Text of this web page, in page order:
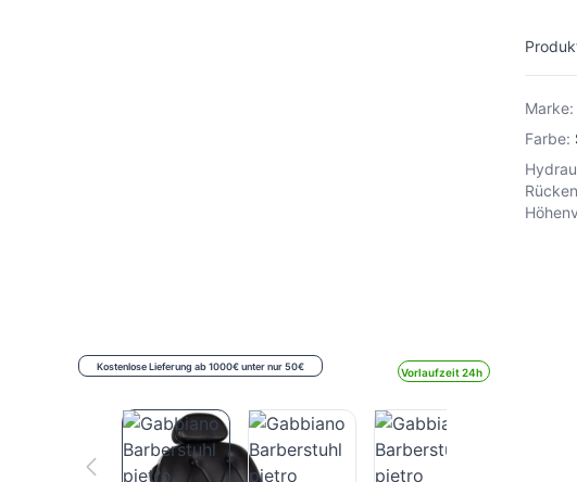
Kostenlose Lieferung ab 1000€ unter nur 50€ Vorlaufzeit 24h
Marke:
Farbe: